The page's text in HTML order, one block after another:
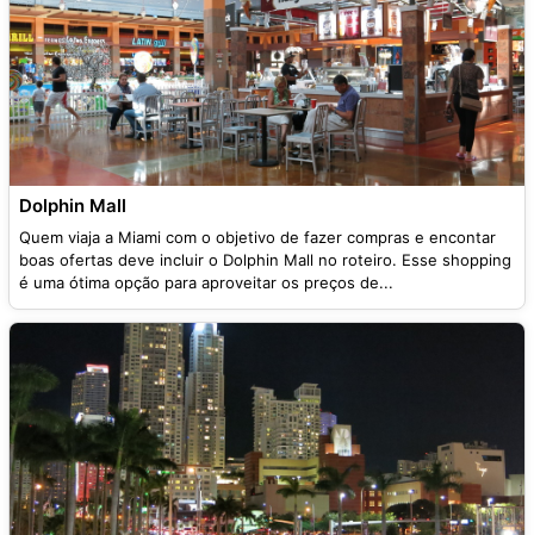
Dolphin Mall
Quem viaja a Miami com o objetivo de fazer compras e encontar
boas ofertas deve incluir o Dolphin Mall no roteiro. Esse shopping
é uma ótima opção para aproveitar os preços de...